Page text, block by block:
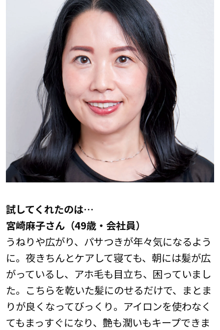
試してくれたのは…
宮崎麻子さん（49歳・会社員）
うねりや広がり、パサつきが年々気になるよう
に。夜きちんとケアして寝ても、朝には髪が広
がっているし、アホ毛も目立ち、困っていまし
た。こちらを乾いた髪にのせるだけで、まとま
りが良くなってびっくり。アイロンを使わなく
てもまっすぐになり、艶も潤いもキープできま